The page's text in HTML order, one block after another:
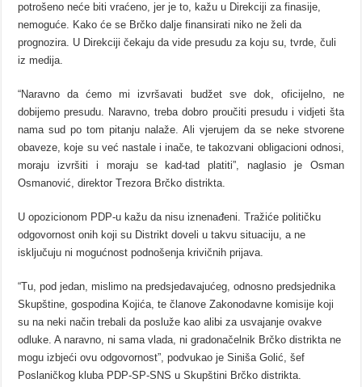
potrošeno neće biti vraćeno, jer je to, kažu u Direkciji za finasije,
nemoguće. Kako će se Brčko dalje finansirati niko ne želi da
prognozira. U Direkciji čekaju da vide presudu za koju su, tvrde, čuli
iz medija.
“Naravno da ćemo mi izvršavati budžet sve dok, oficijelno, ne
dobijemo presudu. Naravno, treba dobro proučiti presudu i vidjeti šta
nama sud po tom pitanju nalaže. Ali vjerujem da se neke stvorene
obaveze, koje su već nastale i inače, te takozvani obligacioni odnosi,
moraju izvršiti i moraju se kad-tad platiti”, naglasio je Osman
Osmanović, direktor Trezora Brčko distrikta.
U opozicionom PDP-u kažu da nisu iznenađeni. Tražiće političku
odgovornost onih koji su Distrikt doveli u takvu situaciju, a ne
isključuju ni mogućnost podnošenja krivičnih prijava.
“Tu, pod jedan, mislimo na predsjedavajućeg, odnosno predsjednika
Skupštine, gospodina Kojića, te članove Zakonodavne komisije koji
su na neki način trebali da posluže kao alibi za usvajanje ovakve
odluke. A naravno, ni sama vlada, ni gradonačelnik Brčko distrikta ne
mogu izbjeći ovu odgovornost”, podvukao je Siniša Golić, šef
Poslaničkog kluba PDP-SP-SNS u Skupštini Brčko distrikta.